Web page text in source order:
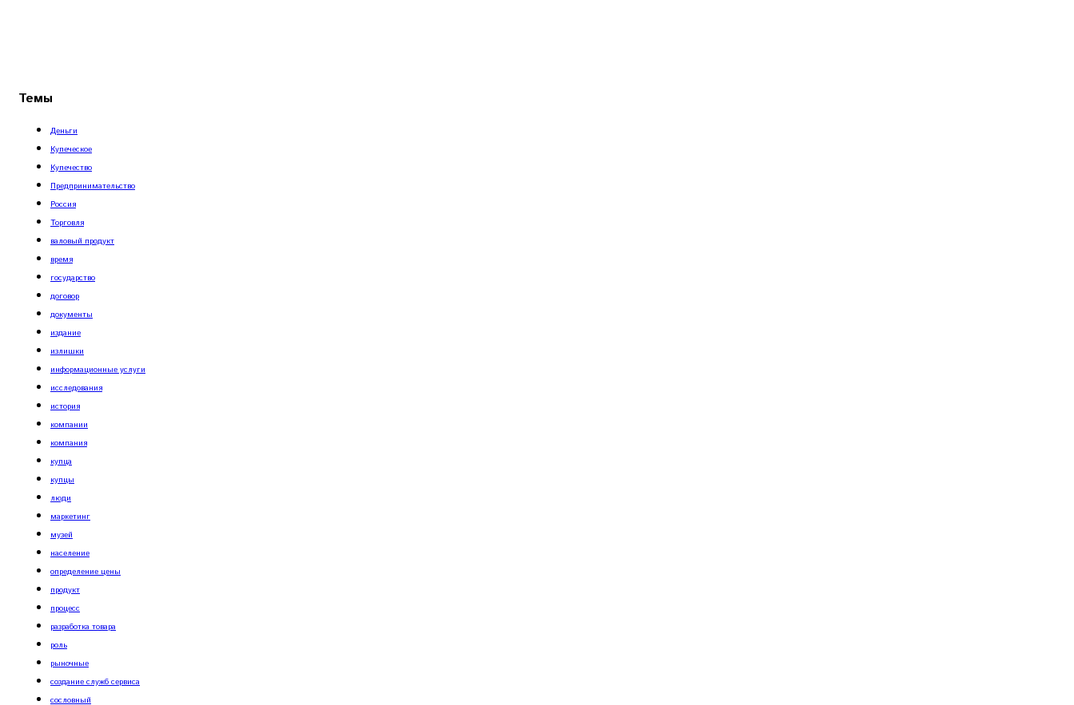
Темы
Деньги
Купеческое
Купечество
Предпринимательство
Россия
Торговля
валовый продукт
время
государство
договор
документы
издание
излишки
информационные услуги
исследования
история
компании
компания
купца
купцы
люди
маркетинг
музей
население
определение цены
продукт
процесс
разработка товара
роль
рыночные
создание служб сервиса
сословный